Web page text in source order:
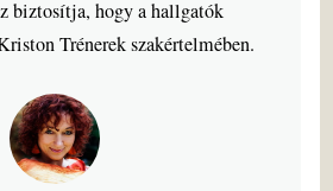
biztosítja, hogy a hallgatók
Trénerek szakértelmében.